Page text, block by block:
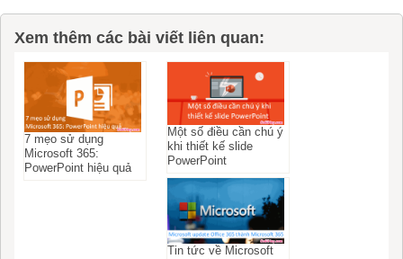
Xem thêm các bài viết liên quan:
7 mẹo sử dụng
Microsoft 365:
PowerPoint hiệu quả
Một số điều cần chú ý
khi thiết kế slide
PowerPoint
Tin tức về Microsoft